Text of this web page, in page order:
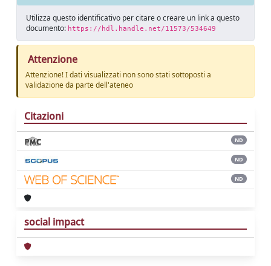
Utilizza questo identificativo per citare o creare un link a questo
documento: https://hdl.handle.net/11573/534649
Attenzione
Attenzione! I dati visualizzati non sono stati sottoposti a
validazione da parte dell'ateneo
Citazioni
ND
ND
ND
social impact